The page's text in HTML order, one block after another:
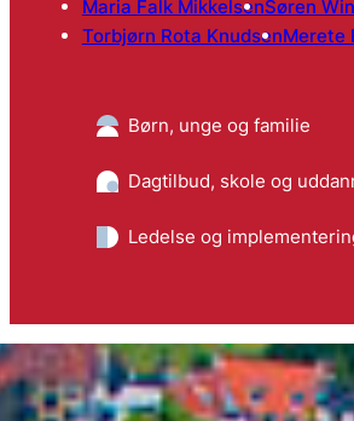
Maria Falk MikkelsenSøren
Torbjørn Rota KnudsenMerete
Børn, unge og familie
Dagtilbud, skole og
Ledelse og